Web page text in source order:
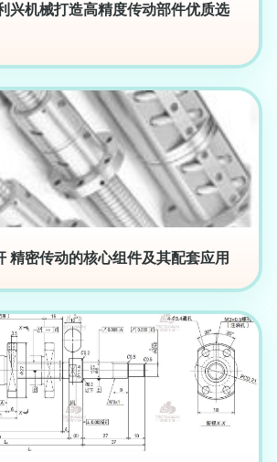
兴机械打造高精度传动部件优质选
精密传动的核心组件及其配套应用